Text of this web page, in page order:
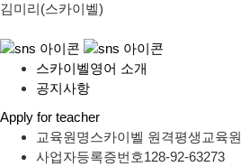
김미리(스카이벨)
스카이벨영어 소개
공지사항
Apply for teacher
교육원명스카이벨 원격평생교육원
사업자등록증번호128-92-63273